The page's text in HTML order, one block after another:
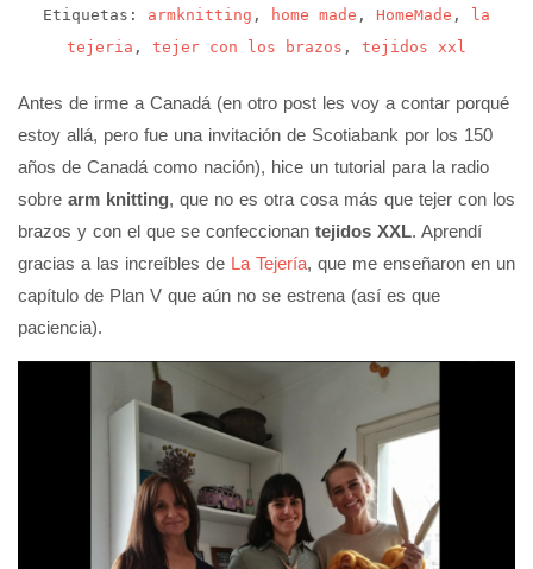
Etiquetas: armknitting , home made , HomeMade ,
la
tejeria , tejer con los brazos , tejidos xxl
Antes de irme a Canadá (en otro post les voy a contar porqué
estoy allá, pero fue una invitación de Scotiabank por los 150
años de Canadá como nación), hice un tutorial para la radio
sobre arm knitting, que no es otra cosa más que tejer con los
brazos y con el que se confeccionan tejidos XXL. Aprendí
gracias a las increíbles de La Tejería, que me enseñaron en un
capítulo de Plan V que aún no se estrena (así es que
paciencia).